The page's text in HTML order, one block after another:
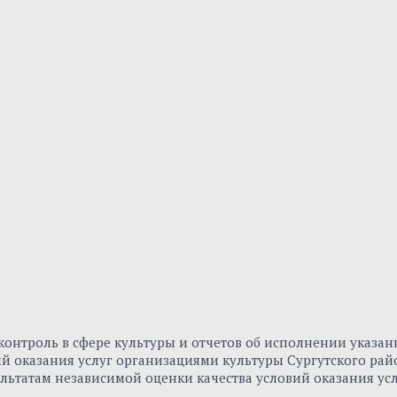
в сфере культуры и отчетов об исполнении
оказания услуг организациями культуры Сургутского
независимой оценки качества условий оказания